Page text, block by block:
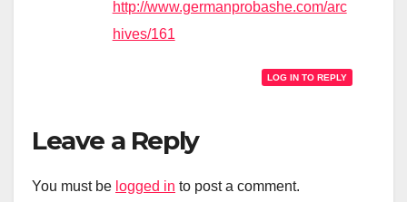
http://www.germanprobashe.com/arc
hives/161
LOG IN TO REPLY
Leave a Reply
You must be logged in to post a comment.